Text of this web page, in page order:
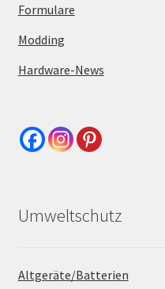
Formulare
Modding
Hardware-News
Umweltschutz
Altgeräte/Batterien